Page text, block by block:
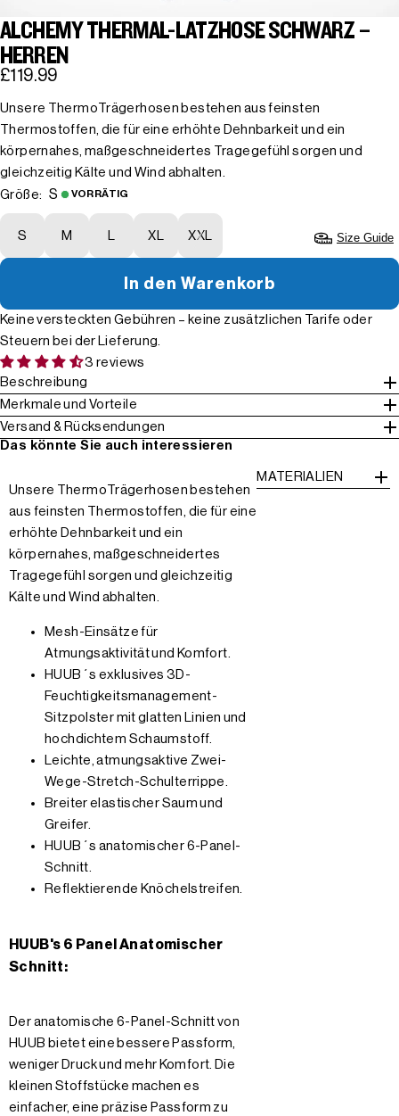
ALCHEMY THERMAL-LATZHOSE SCHWARZ –
HERREN
£119.99
Unsere ThermoTrägerhosen bestehen aus feinsten
Thermostoffen, die für eine erhöhte Dehnbarkeit und ein
körpernahes, maßgeschneidertes Tragegefühl sorgen und
gleichzeitig Kälte und Wind abhalten.
Größe:
S VORRÄTIG
S M L XL XXL Size Guide
In den Warenkorb
Keine versteckten Gebühren – keine zusätzlichen Tarife oder
Steuern bei der Lieferung.
3 reviews
Beschreibung
Merkmale und Vorteile
Versand & Rücksendungen
Das könnte Sie auch interessieren
Unsere ThermoTrägerhosen bestehen
aus feinsten Thermostoffen, die für eine
erhöhte Dehnbarkeit und ein
körpernahes, maßgeschneidertes
Tragegefühl sorgen und gleichzeitig
Kälte und Wind abhalten.
Mesh-Einsätze für
Atmungsaktivität und Komfort.
HUUB´s exklusives 3D-
Feuchtigkeitsmanagement-
Sitzpolster mit glatten Linien und
hochdichtem Schaumstoff.
Leichte, atmungsaktive Zwei-
Wege-Stretch-Schulterrippe.
Breiter elastischer Saum und
Greifer.
HUUB´s anatomischer 6-Panel-
Schnitt.
Reflektierende Knöchelstreifen.
HUUB's 6 Panel Anatomischer
Schnitt:
Der anatomische 6-Panel-Schnitt von
HUUB bietet eine bessere Passform,
weniger Druck und mehr Komfort. Die
kleinen Stoffstücke machen es
einfacher, eine präzise Passform zu
MATERIALIEN